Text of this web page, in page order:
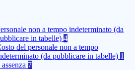
non a tempo indeterminato (da
in tabelle) 4
del personale non a tempo
(da pubblicare in tabelle) 1
7